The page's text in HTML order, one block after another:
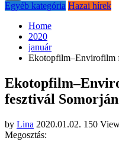
Egyéb kategória Hazai hírek
Home
2020
január
Ekotopfilm–Envirofilm
fesztivál Somorján
by Lina 2020.01.02. 150
Megosztás: